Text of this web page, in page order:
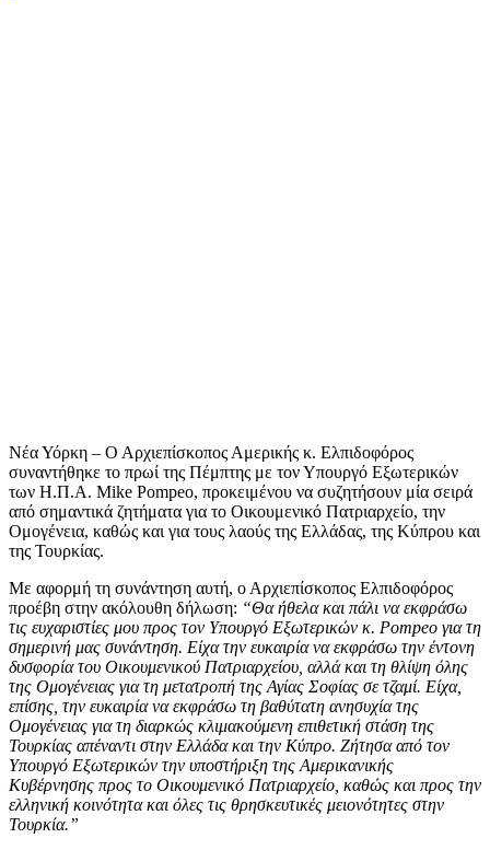
Νέα Υόρκη – Ο Αρχιεπίσκοπος Αμερικής κ. Ελπιδοφόρος
συναντήθηκε το πρωί της Πέμπτης με τον Υπουργό Εξωτερικών
των Η.Π.Α. Mike Pompeo, προκειμένου να συζητήσουν μία σειρά
από σημαντικά ζητήματα για το Οικουμενικό Πατριαρχείο, την
Ομογένεια, καθώς και για τους λαούς της Ελλάδας, της Κύπρου και
της Τουρκίας.
Με αφορμή τη συνάντηση αυτή, ο Αρχιεπίσκοπος Ελπιδοφόρος
προέβη στην ακόλουθη δήλωση: “Θα ήθελα και πάλι να εκφράσω
τις ευχαριστίες μου προς τον Υπουργό Εξωτερικών κ. Pompeo για τη
σημερινή μας συνάντηση. Είχα την ευκαιρία να εκφράσω την έντονη
δυσφορία του Οικουμενικού Πατριαρχείου, αλλά και τη θλίψη όλης
της Ομογένειας για τη μετατροπή της Αγίας Σοφίας σε τζαμί. Είχα,
επίσης, την ευκαιρία να εκφράσω τη βαθύτατη ανησυχία της
Ομογένειας για τη διαρκώς κλιμακούμενη επιθετική στάση της
Τουρκίας απέναντι στην Ελλάδα και την Κύπρο. Ζήτησα από τον
Υπουργό Εξωτερικών την υποστήριξη της Αμερικανικής
Κυβέρνησης προς το Οικουμενικό Πατριαρχείο, καθώς και προς την
ελληνική κοινότητα και όλες τις θρησκευτικές μειονότητες στην
Τουρκία.”